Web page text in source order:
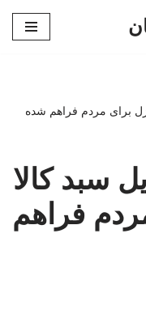
برای مردم فراهم شده
سبد کالا
فراهم